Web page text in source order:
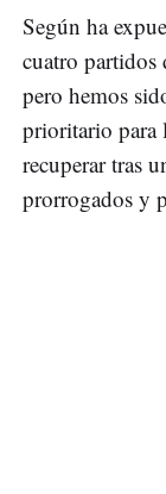
Según ha
cuatro partidos
pero hemos
prioritario para
recuperar tras
prorrogados y